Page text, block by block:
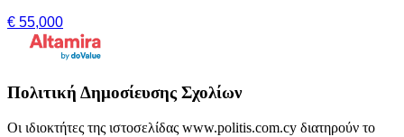
€ 55,000
Πολιτική Δημοσίευσης Σχολίων
Οι ιδιοκτήτες της ιστοσελίδας www.politis.com.cy διατηρούν το